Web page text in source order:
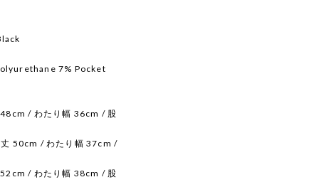
7% Pocket
/ わたり幅 36cm / 股
50cm / わたり幅 37cm /
/ わたり幅 38cm / 股